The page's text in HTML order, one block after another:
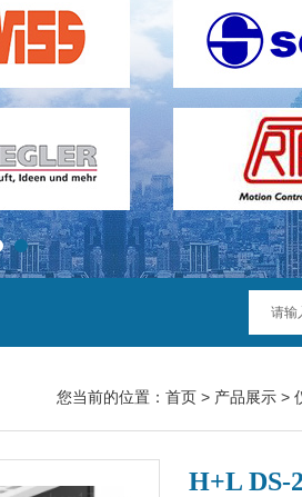
您当前的位置： 首页 > 产品展示 >
H+L DS-